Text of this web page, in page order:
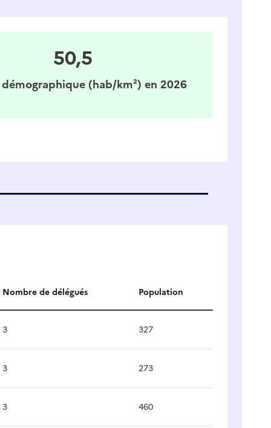
50,5
(hab/km²) en 2026
Nombre de délégués Population
3 327
3 273
3 460